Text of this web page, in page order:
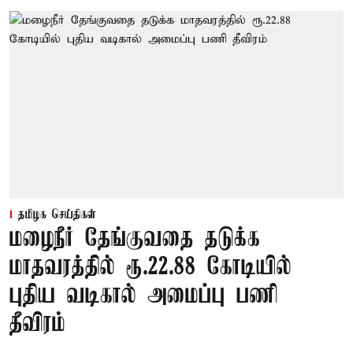
தமிழக செய்திகள்
மழைநீர் தேங்குவதை தடுக்க
மாதவரத்தில் ரூ.22.88 கோடியில்
புதிய வடிகால் அமைப்பு பணி
தீவிரம்